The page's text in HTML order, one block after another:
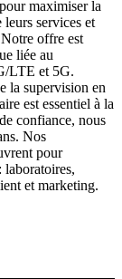
maximiser la
services et
offre est
liée au
LTE et 5G.
la supervision en
est essentiel à la
confiance, nous
Nos
pour
laboratoires,
et marketing.